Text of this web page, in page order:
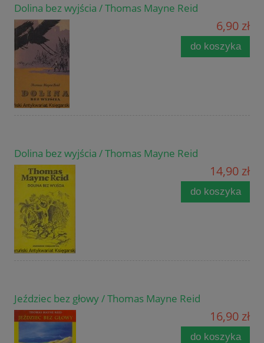
Dolina bez wyjścia / Thomas Mayne Reid
6,90 zł
do koszyka
Dolina bez wyjścia / Thomas Mayne Reid
14,90 zł
do koszyka
Jeździec bez głowy / Thomas Mayne Reid
16,90 zł
do koszyka